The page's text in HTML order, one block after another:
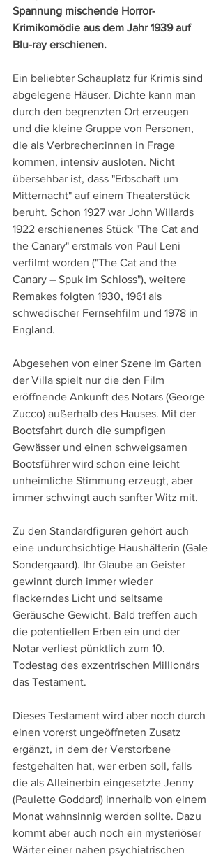
Spannung mischende Horror-
Krimikomödie aus dem Jahr 1939 auf
Blu-ray erschienen.
Ein beliebter Schauplatz für Krimis sind
abgelegene Häuser. Dichte kann man
durch den begrenzten Ort erzeugen
und die kleine Gruppe von Personen,
die als Verbrecher:innen in Frage
kommen, intensiv ausloten. Nicht
übersehbar ist, dass "Erbschaft um
Mitternacht" auf einem Theaterstück
beruht. Schon 1927 war John Willards
1922 erschienenes Stück "The Cat and
the Canary" erstmals von Paul Leni
verfilmt worden ("The Cat and the
Canary – Spuk im Schloss"), weitere
Remakes folgten 1930, 1961 als
schwedischer Fernsehfilm und 1978 in
England.
Abgesehen von einer Szene im Garten
der Villa spielt nur die den Film
eröffnende Ankunft des Notars (George
Zucco) außerhalb des Hauses. Mit der
Bootsfahrt durch die sumpfigen
Gewässer und einen schweigsamen
Bootsführer wird schon eine leicht
unheimliche Stimmung erzeugt, aber
immer schwingt auch sanfter Witz mit.
Zu den Standardfiguren gehört auch
eine undurchsichtige Haushälterin (Gale
Sondergaard). Ihr Glaube an Geister
gewinnt durch immer wieder
flackerndes Licht und seltsame
Geräusche Gewicht. Bald treffen auch
die potentiellen Erben ein und der
Notar verliest pünktlich zum 10.
Todestag des exzentrischen Millionärs
das Testament.
Dieses Testament wird aber noch durch
einen vorerst ungeöffneten Zusatz
ergänzt, in dem der Verstorbene
festgehalten hat, wer erben soll, falls
die als Alleinerbin eingesetzte Jenny
(Paulette Goddard) innerhalb von einem
Monat wahnsinnig werden sollte. Dazu
kommt aber auch noch ein mysteriöser
Wärter einer nahen psychiatrischen